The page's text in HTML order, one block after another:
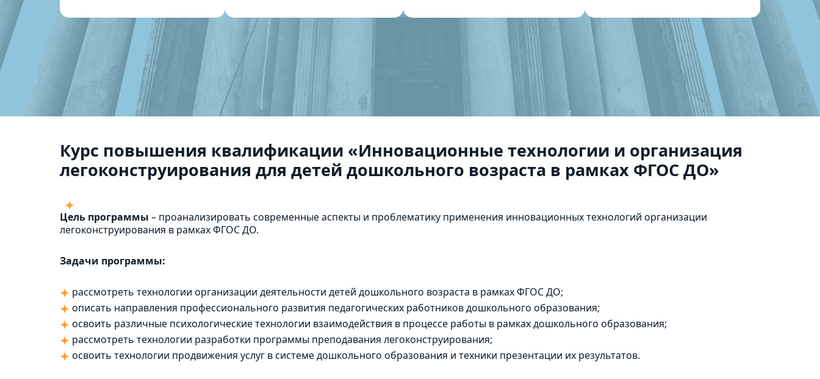
Курс повышения квалификации «Инновационные технологии и организация
легоконструирования для детей дошкольного возраста в рамках ФГОС ДО»
Цель программы – проанализировать современные аспекты и проблематику применения инновационных технологий организации
легоконструирования в рамках ФГОС ДО.
Задачи программы:
рассмотреть технологии организации деятельности детей дошкольного возраста в рамках ФГОС ДО;
описать направления профессионального развития педагогических работников дошкольного образования;
освоить различные психологические технологии взаимодействия в процессе работы в рамках дошкольного образования;
рассмотреть технологии разработки программы преподавания легоконструирования;
освоить технологии продвижения услуг в системе дошкольного образования и техники презентации их результатов.